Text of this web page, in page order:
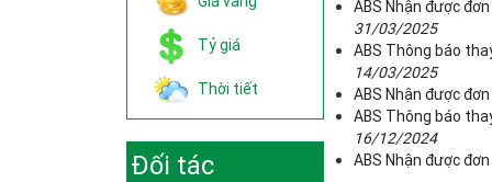
Tỷ giá
Thời tiết
Đối tác
ABS Nhận được
31/03/2025
ABS Thông báo
14/03/2025
ABS Nhận được
ABS Thông báo
16/12/2024
ABS Nhận được